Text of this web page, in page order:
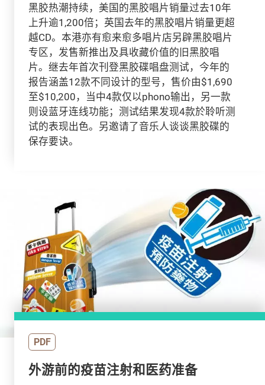
黑胶热潮持续，美国的黑胶唱片销量过去10年
上升逾1,200倍；英国去年的黑胶唱片销量更超
越CD。本港亦有愈来愈多唱片店另辟黑胶唱片
专区，发售新推出及具收藏价值的旧黑胶唱
片。继去年首次刊登黑胶碟唱盘测试，今年的
报告涵盖12款不同设计的型号，售价由$1,690
至$10,200，当中4款仅以phono输出，另一款
则设蓝牙连线功能；测试结果发现4款於聆听测
试的表现出色。另邀请了音乐人谈谈黑胶碟的
保存要诀。
PDF
外游前的疫苗注射和医药准备